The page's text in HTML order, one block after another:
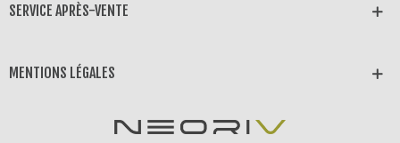
SERVICE APRÈS-VENTE
MENTIONS LÉGALES